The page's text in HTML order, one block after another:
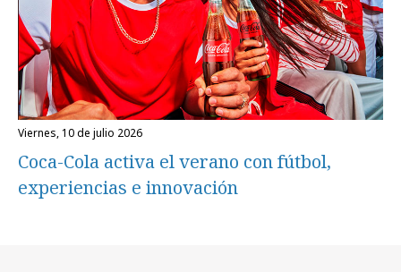
viernes, 10 de julio 2026
Coca-Cola activa el verano con fútbol,
experiencias e innovación